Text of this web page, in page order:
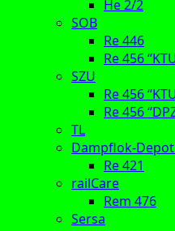
He 2/2
SOB
Re 446
Re 456
SZU
Re 456
Re 456
TL
Dampflok-
Re 421
railCare
Rem 476
Sersa